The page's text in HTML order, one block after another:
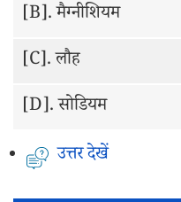
[B].मैग्नीशियम
[C].लौह
[D].सोडियम
उत्तर देखें